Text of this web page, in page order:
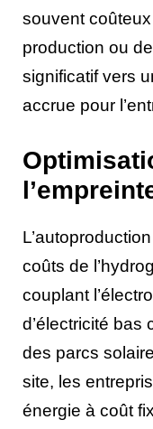
souvent coûteux
production ou
significatif vers
accrue pour
coûts de
couplant
d’électricité bas
des parcs
site, les
énergie à coût